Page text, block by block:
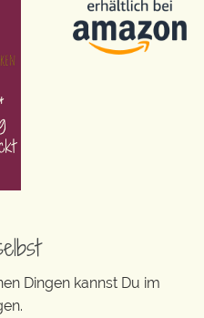
Dingen kannst Du im